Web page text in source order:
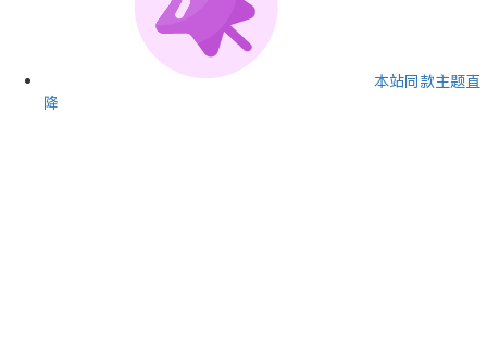
本站同款主题直
降